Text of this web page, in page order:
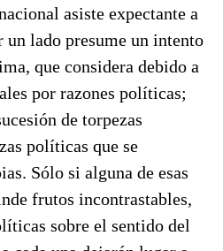
asiste expectante a
un lado presume un intento
que considera debido a
por razones políticas;
de torpezas
políticas que se
Sólo si alguna de esas
frutos incontrastables,
sobre el sentido del